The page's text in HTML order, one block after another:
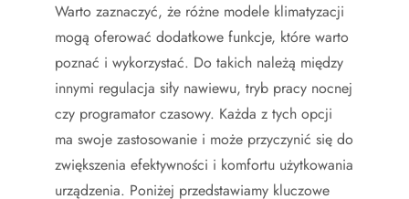
Warto zaznaczyć, że różne modele klimatyzacji
mogą oferować dodatkowe funkcje, które warto
poznać i wykorzystać. Do takich należą między
innymi regulacja siły nawiewu, tryb pracy nocnej
czy programator czasowy. Każda z tych opcji
ma swoje zastosowanie i może przyczynić się do
zwiększenia efektywności i komfortu użytkowania
urządzenia. Poniżej przedstawiamy kluczowe